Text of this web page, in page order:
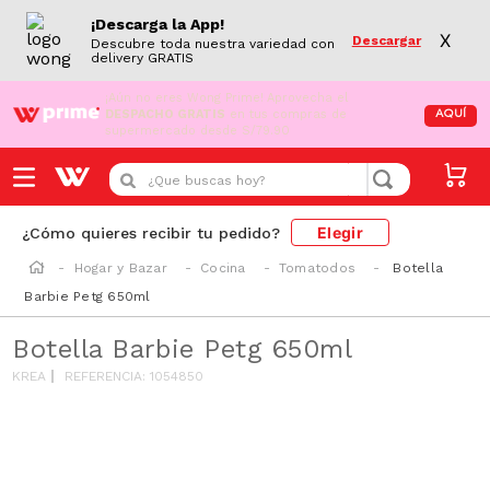
¡Descarga la App!
Descubre toda nuestra variedad con
delivery GRATIS
Descargar X
¡Aún no eres Wong Prime! Aprovecha el
DESPACHO GRATIS en tus compras de
supermercado desde S/79.90
AQUÍ
¿Que buscas hoy?
¿Cómo quieres recibir tu pedido? Elegir
Hogar y Bazar Cocina Tomatodos
Botella
Barbie Petg 650ml
Botella Barbie Petg 650ml
KREA REFERENCIA:1054850